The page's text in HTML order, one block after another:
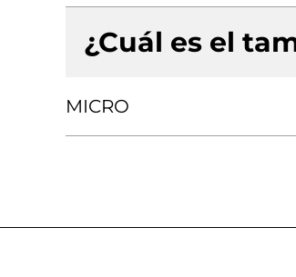
¿Cuál es el
MICRO